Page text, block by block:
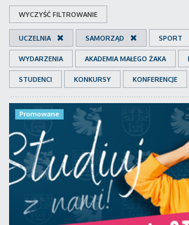
WYCZYŚĆ FILTROWANIE
UCZELNIA SAMORZĄD SPORT
WYDARZENIA AKADEMIA MAŁEGO ŻAKA
STUDENCI KONKURSY KONFERENCJE
Promowane